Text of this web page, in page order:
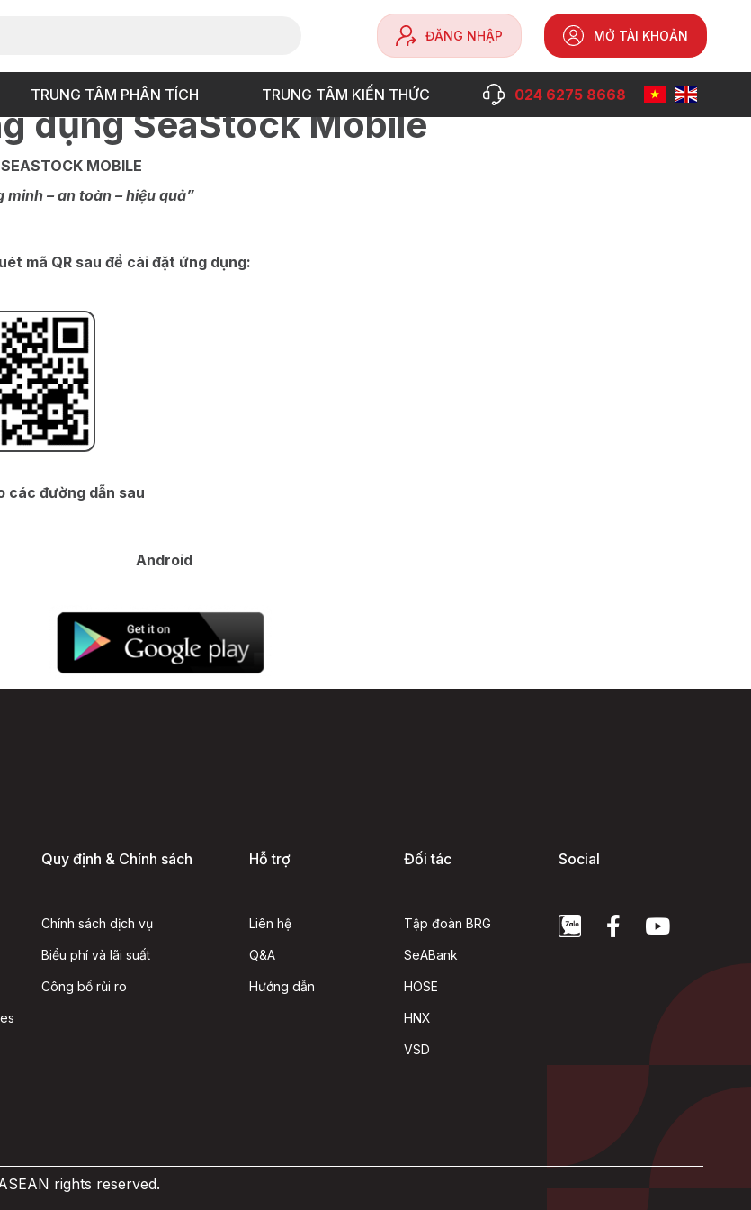
ĐĂNG NHẬP MỞ TÀI KHOẢN
TRUNG TÂM PHÂN TÍCH TRUNG TÂM KIẾN THỨC 024 6275 8668
dụng SeaStock Mobile
MOBILE
minh – an toàn – hiệu quả”
mã QR sau để cài đặt ứng dụng:
các đường dẫn sau
Android
Quy định & Chính sách
Chính sách dịch vụ
Biểu phí và lãi suất
Công bố rủi ro
Hỗ trợ
Liên hệ
Q&A
Hướng dẫn
Đối tác
Tập đoàn BRG
SeABank
HOSE
HNX
VSD
Social
rights reserved.